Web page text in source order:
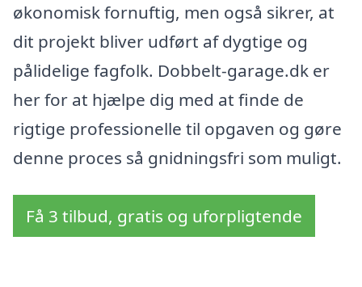
økonomisk fornuftig, men også sikrer, at
dit projekt bliver udført af dygtige og
pålidelige fagfolk. Dobbelt-garage.dk er
her for at hjælpe dig med at finde de
rigtige professionelle til opgaven og gøre
denne proces så gnidningsfri som muligt.
Få 3 tilbud, gratis og uforpligtende